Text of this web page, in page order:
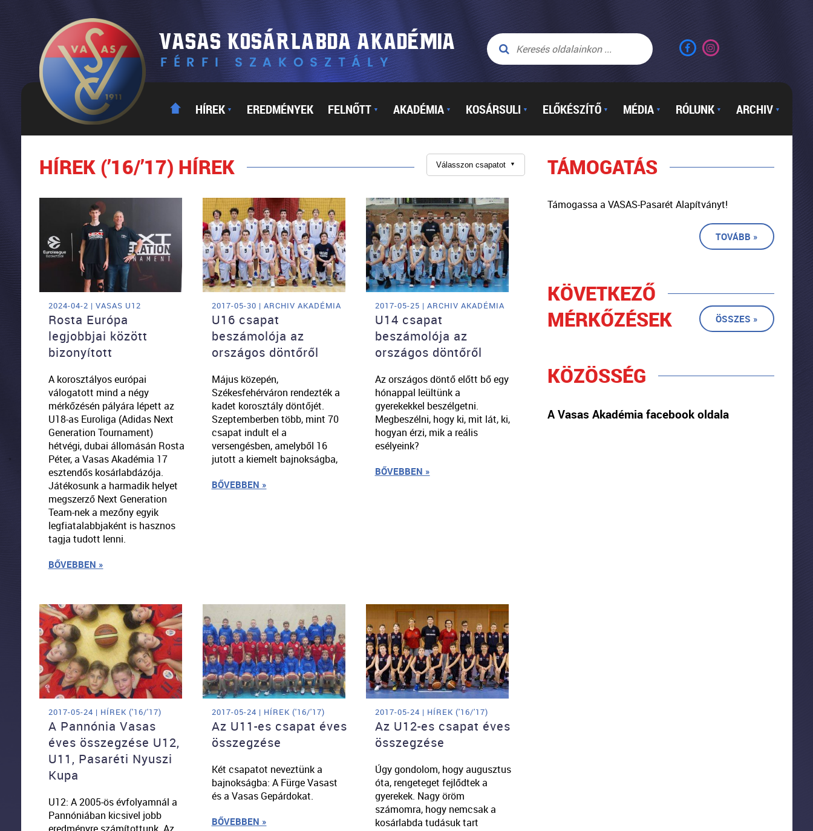
HÍREK ▼ EREDMÉNYEK FELNŐTT ▼ AKADÉMIA ▼ KOSÁRSULI ▼ ELŐKÉSZÍTŐ ▼ MÉDIA ▼ RÓLUNK ▼ ARCHIV ▼
HÍREK (’16/’17) HÍREK Válasszon csapatot ▼
2024-04-2 | VASAS U12
Rosta Európa
legjobbjai között
bizonyított
A korosztályos európai
válogatott mind a négy
mérkőzésén pályára lépett az
U18-as Euroliga (Adidas Next
Generation Tournament)
hétvégi, dubai állomásán Rosta
Péter, a Vasas Akadémia 17
esztendős kosárlabdázója.
Játékosunk a harmadik helyet
megszerző Next Generation
Team-nek a mezőny egyik
legfiatalabbjaként is hasznos
tagja tudott lenni.
BŐVEBBEN »
2017-05-30 | ARCHIV AKADÉMIA
U16 csapat
beszámolója az
országos döntőről
Május közepén,
Székesfehérváron rendezték a
kadet korosztály döntőjét.
Szeptemberben több, mint 70
csapat indult el a
versengésben, amelyből 16
jutott a kiemelt bajnokságba,
BŐVEBBEN »
2017-05-25 | ARCHIV AKADÉMIA
U14 csapat
beszámolója az
országos döntőről
Az országos döntő előtt bő egy
hónappal leültünk a
gyerekekkel beszélgetni.
Megbeszélni, hogy ki, mit lát, ki,
hogyan érzi, mik a reális
esélyeink?
BŐVEBBEN »
2017-05-24 | HÍREK ('16/'17)
A Pannónia Vasas
éves összegzése U12,
U11, Pasaréti Nyuszi
Kupa
U12: A 2005-ös évfolyamnál a
Pannóniában kicsivel jobb
2017-05-24 | HÍREK ('16/'17)
Az U11-es csapat éves
összegzése
Két csapatot neveztünk a
bajnokságba: A Fürge Vasast
és a Vasas Gepárdokat.
BŐVEBBEN »
2017-05-24 | HÍREK ('16/'17)
Az U12-es csapat éves
összegzése
Úgy gondolom, hogy augusztus
óta, rengeteget fejlődtek a
gyerekek. Nagy öröm
számomra, hogy nemcsak a
kosárlabda tudásuk tart
TÁMOGATÁS
Támogassa a VASAS-Pasarét Alapítványt!
TOVÁBB »
KÖVETKEZŐ
MÉRKŐZÉSEK
ÖSSZES »
KÖZÖSSÉG
A Vasas Akadémia facebook oldala